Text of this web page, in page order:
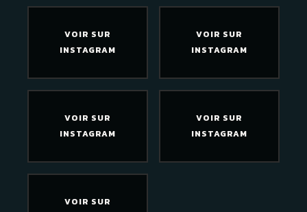
VOIR SUR
INSTAGRAM
VOIR SUR
INSTAGRAM
VOIR SUR
INSTAGRAM
VOIR SUR
INSTAGRAM
VOIR SUR